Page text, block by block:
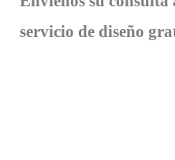
servicio de diseño